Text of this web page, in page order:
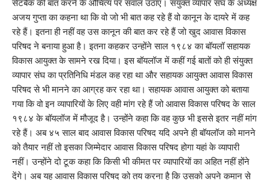
सेटबैक की बात करने के औचित्य पर सवाल उठाए। संयुक्त व्यापार संघ के अध्यक्ष
अजय गुप्ता का कहना था कि वो जो भी बात कह रहे हैं वो कानून के दायरे में कह
रहे हैं। इतना ही नहीं वह उस कानून की बात कर रहे हैं जो खुद आवास विकास
परिषद ने बनाया हुआ है। इतना कहकर उन्होंने साल १९८४ का बॉयलॉ सहायक
विकास आयुक्त के सामने रख दिया। इस बॉयलॉज में कहीं गई बातों को ही संयुक्त
व्यापार संघ का प्रतिनिधि मंडल कह रहा था और सहायक आयुक्त आवास विकास
परिषद से भी मानने का आग्रह कर रहा था। सहायक आवास आयुक्त को बताया
गया कि वो इन व्यापारियों के लिए वही मांग रहे हैं जो आवास विकास परिषद के साल
१९८४ के बॉयलॉज में मौजूद है। उन्होंने कहा कि वह कुछ भी इससे इतर नहीं मांग
रहे हैं। अब ४५ साल बाद आवास विकास परिषद यदि अपने ही बॉयलॉज को मानने
को तैयार नहीं तो इसका जिम्मेदार आवास विकास परिषद होगा यहां के व्यापारी
नहीं। उन्होंने दो टूक कहा कि किसी भी कीमत पर व्यापारियों का अहित नहीं होंने
देंगे। अब यह आवास विकास परिषद को तय करना है कि उसको अपने कमान से